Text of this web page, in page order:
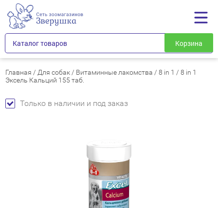
Каталог товаров Корзина
Главная / Для собак / Витаминные лакомства /8 in 1 /8 in 1
Эксель Кальций 155 таб.
Только в наличии и под заказ